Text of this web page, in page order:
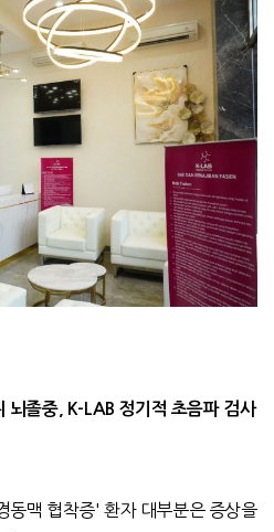
뇌졸중, K-LAB 정기적 초음파 검사
동맥 협착증'환자 대부분은 증상을